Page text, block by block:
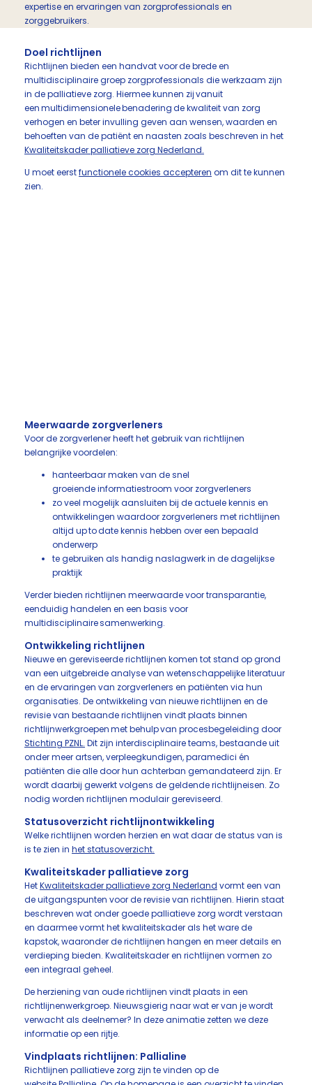
expertise en ervaringen van zorgprofessionals en
zorggebruikers.
Doel richtlijnen
Richtlijnen bieden een handvat voor de brede en
multidisciplinaire groep zorgprofessionals die werkzaam zijn
in de palliatieve zorg. Hiermee kunnen zij vanuit
een multidimensionele benadering de kwaliteit van zorg
verhogen en beter invulling geven aan wensen, waarden en
behoeften van de patiënt en naasten zoals beschreven in het
Kwaliteitskader palliatieve zorg Nederland.
U moet eerstfunctionele cookies accepteren om dit te kunnen
zien.
Meerwaarde zorgverleners
Voor de zorgverlener heeft het gebruik van richtlijnen
belangrijke voordelen:
hanteerbaar maken van de snel
groeiende informatiestroom voor zorgverleners
zo veel mogelijk aansluiten bij de actuele kennis en
ontwikkelingen waardoor zorgverleners met richtlijnen
altijd up to date kennis hebben over een bepaald
onderwerp
te gebruiken als handig naslagwerk in de dagelijkse
praktijk
Verder bieden richtlijnen meerwaarde voor transparantie,
eenduidig handelen en een basis voor
multidisciplinaire samenwerking.
Ontwikkeling richtlijnen
Nieuwe en gereviseerde richtlijnen komen tot stand op grond
van een uitgebreide analyse van wetenschappelijke literatuur
en de ervaringen van zorgverleners en patiënten via hun
organisaties. De ontwikkeling van nieuwe richtlijnen en de
revisie van bestaande richtlijnen vindt plaats binnen
richtlijnwerkgroepen met behulp van procesbegeleiding door
Stichting PZNL. Dit zijn interdisciplinaire teams, bestaande uit
onder meer artsen, verpleegkundigen, paramedici én
patiënten die alle door hun achterban gemandateerd zijn. Er
wordt daarbij gewerkt volgens de geldende richtlijneisen. Zo
nodig worden richtlijnen modulair gereviseerd.
Statusoverzicht richtlijnontwikkeling
Welke richtlijnen worden herzien en wat daar de status van is
is te zien in het statusoverzicht.
Kwaliteitskader palliatieve zorg
HetKwaliteitskader palliatieve zorg Nederland vormt een van
de uitgangspunten voor de revisie van richtlijnen. Hierin staat
beschreven wat onder goede palliatieve zorg wordt verstaan
en daarmee vormt het kwaliteitskader als het ware de
kapstok, waaronder de richtlijnen hangen en meer details en
verdieping bieden. Kwaliteitskader en richtlijnen vormen zo
een integraal geheel.
De herziening van oude richtlijnen vindt plaats in een
richtlijnenwerkgroep. Nieuwsgierig naar wat er van je wordt
verwacht als deelnemer? In deze animatie zetten we deze
informatie op een rijtje.
Vindplaats richtlijnen: Pallialine
Richtlijnen palliatieve zorg zijn te vinden op de